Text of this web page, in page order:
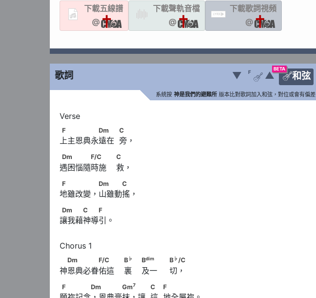
下載五線譜
@
下載聲軌音檔
@
LYRIC
下載歌詞視頻
@
歌詞
BETA
和弦
▼ F
 ▲
系統按 神是我們的避難所 版本比對歌詞加入和弦，對位或會有偏差
F　　　　　Dm　　            C
F Dm C
上主恩典永遠在  旁，
Dm　　　　F/C　　                        C
Dm F/C C
遇困惱隨時施    救，
F　　　　 Dm　　　C
F Dm C
地雖改變，山雖動搖，
Dm　　　C　　F
Dm C F
讓我藉神導引。
Dm　　　　F/C　　                        B
B ♭/C
Dm F/C B ♭ Bdim B ♭/C
神恩典必眷佑這    裏    及一     切，
F　　　　Dm 　　　Gm
C　            F
F Dm Gm7 C F